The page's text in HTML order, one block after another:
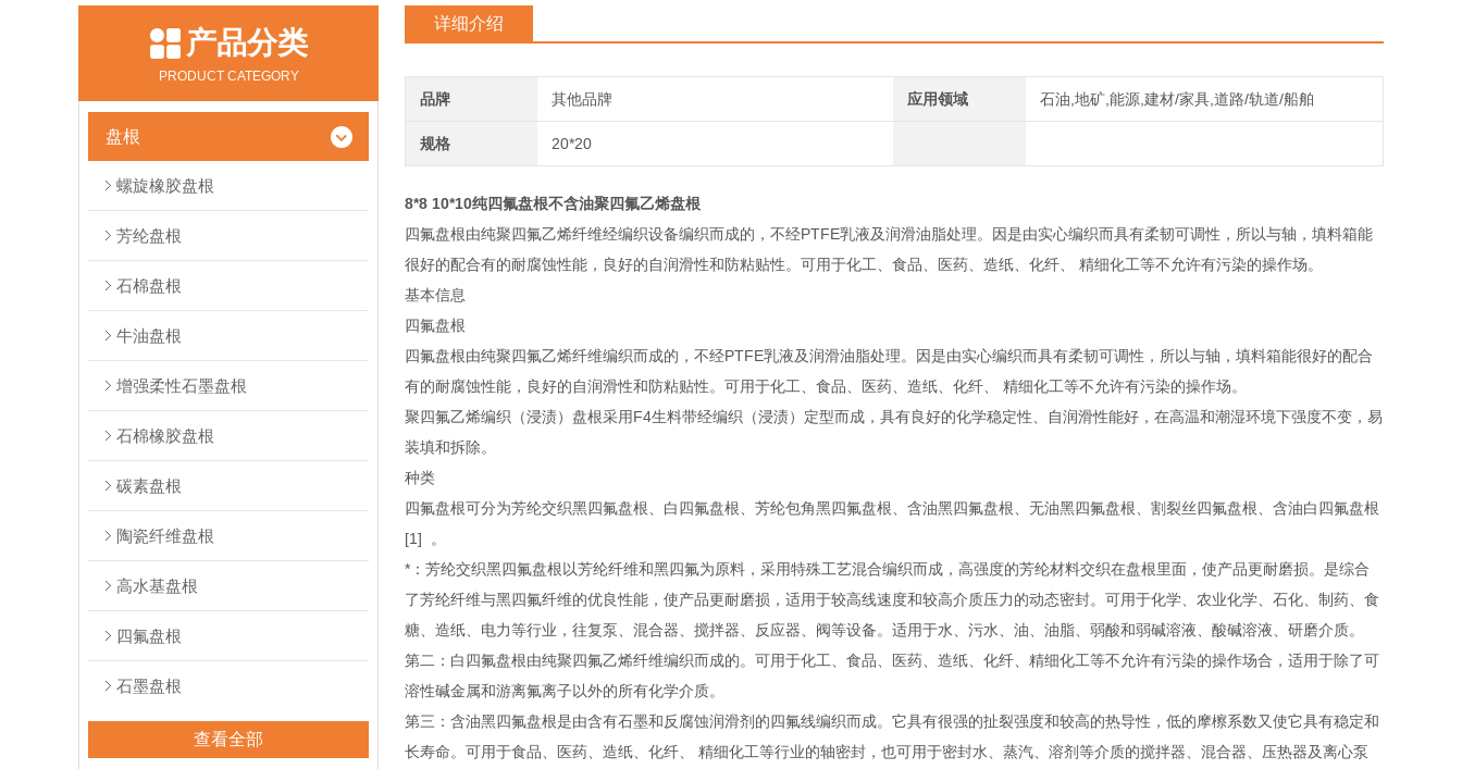
产品分类
PRODUCT CATEGORY
盘根
螺旋橡胶盘根
芳纶盘根
石棉盘根
牛油盘根
增强柔性石墨盘根
石棉橡胶盘根
碳素盘根
陶瓷纤维盘根
高水基盘根
四氟盘根
石墨盘根
查看全部
详细介绍
品牌 其他品牌 应用领域 石油,地矿,能源,建材/家具,道路/轨道/船舶
规格 20*20
8*8 10*10纯四氟盘根不含油聚四氟乙烯盘根
四氟盘根由纯聚四氟乙烯纤维经编织设备编织而成的，不经PTFE乳液及润滑油脂处理。因是由实心编织而具有柔韧可调性，所以与轴，填料箱能
很好的配合有的耐腐蚀性能，良好的自润滑性和防粘贴性。可用于化工、食品、医药、造纸、化纤、 精细化工等不允许有污染的操作场。
基本信息
四氟盘根
四氟盘根由纯聚四氟乙烯纤维编织而成的，不经PTFE乳液及润滑油脂处理。因是由实心编织而具有柔韧可调性，所以与轴，填料箱能很好的配合
有的耐腐蚀性能，良好的自润滑性和防粘贴性。可用于化工、食品、医药、造纸、化纤、 精细化工等不允许有污染的操作场。
聚四氟乙烯编织（浸渍）盘根采用F4生料带经编织（浸渍）定型而成，具有良好的化学稳定性、自润滑性能好，在高温和潮湿环境下强度不变，易
装填和拆除。
种类
四氟盘根可分为芳纶交织黑四氟盘根、白四氟盘根、芳纶包角黑四氟盘根、含油黑四氟盘根、无油黑四氟盘根、割裂丝四氟盘根、含油白四氟盘根
[1] 。
*：芳纶交织黑四氟盘根以芳纶纤维和黑四氟为原料，采用特殊工艺混合编织而成，高强度的芳纶材料交织在盘根里面，使产品更耐磨损。是综合
了芳纶纤维与黑四氟纤维的优良性能，使产品更耐磨损，适用于较高线速度和较高介质压力的动态密封。可用于化学、农业化学、石化、制药、食
糖、造纸、电力等行业，往复泵、混合器、搅拌器、反应器、阀等设备。适用于水、污水、油、油脂、弱酸和弱碱溶液、酸碱溶液、研磨介质。
第二：白四氟盘根由纯聚四氟乙烯纤维编织而成的。可用于化工、食品、医药、造纸、化纤、精细化工等不允许有污染的操作场合，适用于除了可
溶性碱金属和游离氟离子以外的所有化学介质。
第三：含油黑四氟盘根是由含有石墨和反腐蚀润滑剂的四氟线编织而成。它具有很强的扯裂强度和较高的热导性，低的摩檫系数又使它具有稳定和
长寿命。可用于食品、医药、造纸、化纤、 精细化工等行业的轴密封，也可用于密封水、蒸汽、溶剂等介质的搅拌器、混合器、压热器及离心泵